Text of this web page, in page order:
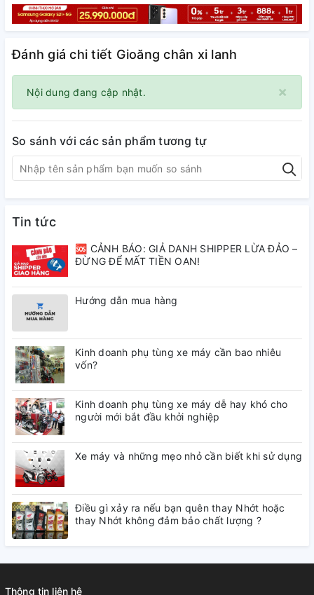
Đánh giá chi tiết Gioăng chân xi lanh
×
Nội dung đang cập nhật.
So sánh với các sản phẩm tương tự
Tin tức
🆘 CẢNH BÁO: GIẢ DANH SHIPPER LỪA ĐẢO –
ĐỪNG ĐỂ MẤT TIỀN OAN!
Hướng dẫn mua hàng
Kinh doanh phụ tùng xe máy cần bao nhiêu
vốn?
Kinh doanh phụ tùng xe máy dễ hay khó cho
người mới bắt đầu khởi nghiệp
Xe máy và những mẹo nhỏ cần biết khi sử dụng
Điều gì xảy ra nếu bạn quên thay Nhớt hoặc
thay Nhớt không đảm bảo chất lượng ?
Thông tin liên hệ